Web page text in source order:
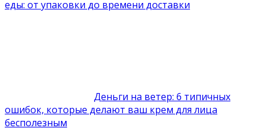
еды: от упаковки до времени доставки
Деньги на ветер: 6 типичных
ошибок, которые делают ваш крем для лица
бесполезным